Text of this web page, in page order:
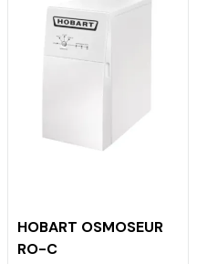
HOBART OSMOSEUR
RO-C